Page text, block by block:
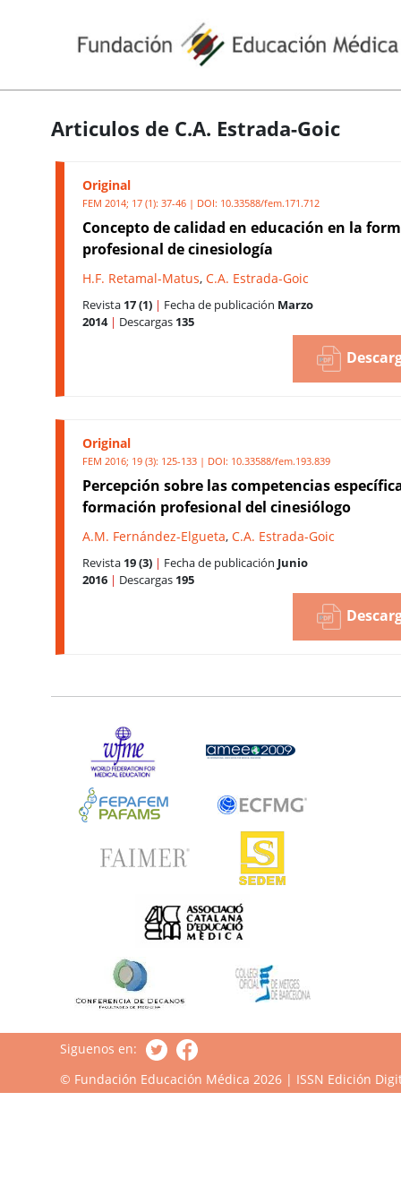
Articulos de C.A. Estrada-Goic
Original
FEM 2014; 17 (1): 37-46 | DOI: 10.33588/fem.171.712
Concepto de calidad en educación en la
profesional de cinesiología
H.F. Retamal-Matus, C.A. Estrada-Goic
Revista 17 (1) | Fecha de publicación Marzo
2014 | Descargas 135
Original
FEM 2016; 19 (3): 125-133 | DOI: 10.33588/fem.193.839
Percepción sobre las competencias
formación profesional del cinesiólogo
A.M. Fernández-Elgueta, C.A. Estrada-Goic
Revista 19 (3) | Fecha de publicación Junio
2016 | Descargas 195
Siguenos en:
© Fundación Educación Médica 2026 | ISSN Edición